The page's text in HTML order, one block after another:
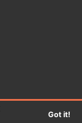
Got it!